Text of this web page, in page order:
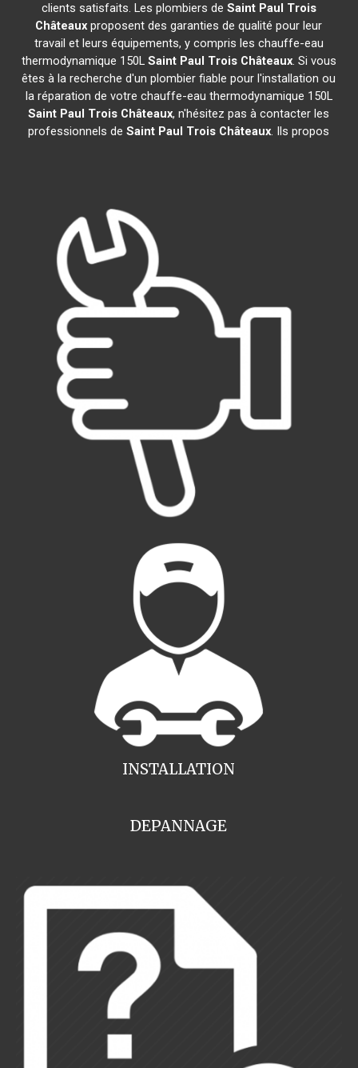
clients satisfaits. Les plombiers de Saint Paul Trois
Châteaux proposent des garanties de qualité pour leur
travail et leurs équipements, y compris les chauffe-eau
thermodynamique 150L Saint Paul Trois Châteaux. Si vous
êtes à la recherche d'un plombier fiable pour l'installation ou
la réparation de votre chauffe-eau thermodynamique 150L
Saint Paul Trois Châteaux, n'hésitez pas à contacter les
professionnels deSaint Paul Trois Châteaux. Ils propos
INSTALLATION
DEPANNAGE